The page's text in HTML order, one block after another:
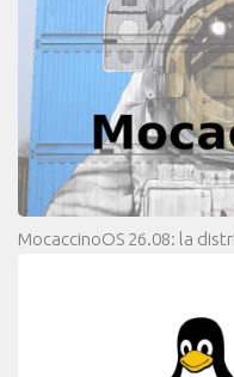
MocaccinoOS 26.08: la